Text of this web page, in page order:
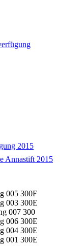
2015
Annastift 2015